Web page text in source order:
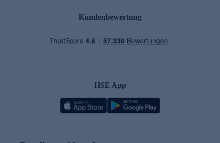
Kundenbewertung
HSE App